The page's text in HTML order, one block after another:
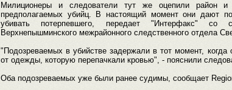
Милиционеры и следователи тут же оцепили район
предполагаемых убийц. В настоящий момент они дают
убивать потерпевшего, передает "Интерфакс" со
Верхнепышминского межрайонного следственного отдела
"Подозреваемых в убийстве задержали в тот момент, когда
от одежды, которую перепачкали кровью", - пояснили
Оба подозреваемых уже были ранее судимы, сообщает